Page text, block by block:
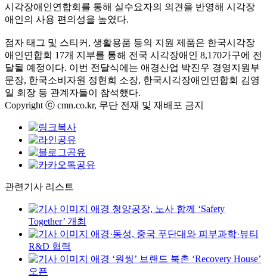
시각장애인연합회를 통해 실수요자의 의견을 반영해 시각장
애인의 사용 편의성을 높였다.
점자 태그 및 스티커, 생활용품 등의 지원 제품은 한국시각장
애인연합회 17개 지부를 통해 전국 시각장애인 8,170가구에 전
달될 예정이다. 이번 전달식에는 애경산업 박진우 경영지원부
문장, 한국소비자원 정현희 소장, 한국시각장애인연합회 김영
일 회장 등 관계자들이 참석했다.
Copyright ⓒ cmn.co.kr, 무단 전재 및 재배포 금지
관련기사 리스트
애경 청양공장, 노사 함께 ‘Safety
Together’ 개최
애경·동성, 중국 푸단대와 피부과학·뷰티
R&D 협력
애경 ‘원씽’ 브랜드 북촌 ‘Recovery House’
오픈